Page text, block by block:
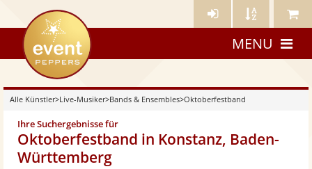
Künstler- Künstler Meine
eventpeppers
MENU
Alle Künstler>Live-Musiker>Bands & Ensembles>Oktoberfestband
Ihre Suchergebnisse für
Oktoberfestband in Konstanz, Baden-
Württemberg